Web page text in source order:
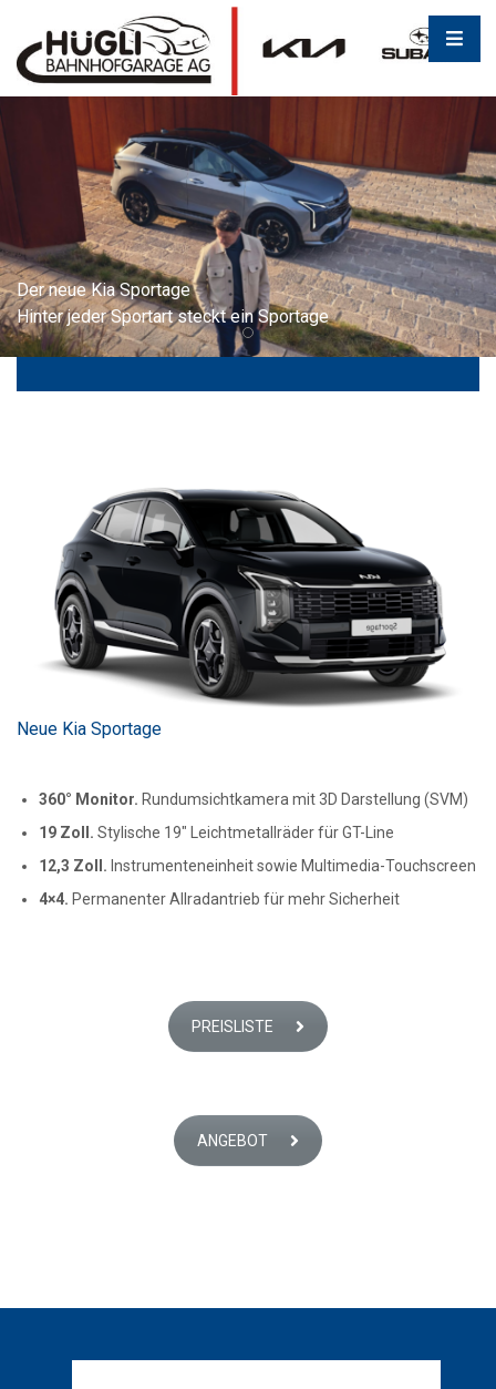
Der neue Kia Sportage
Hinter jeder Sportart steckt ein Sportage
Neue Kia Sportage
360° Monitor. Rundumsichtkamera mit 3D Darstellung (SVM)
19 Zoll. Stylische 19″ Leichtmetallräder für GT-Line
12,3 Zoll. Instrumenteneinheit sowie Multimedia-Touchscreen
4×4. Permanenter Allradantrieb für mehr Sicherheit
PREISLISTE
ANGEBOT